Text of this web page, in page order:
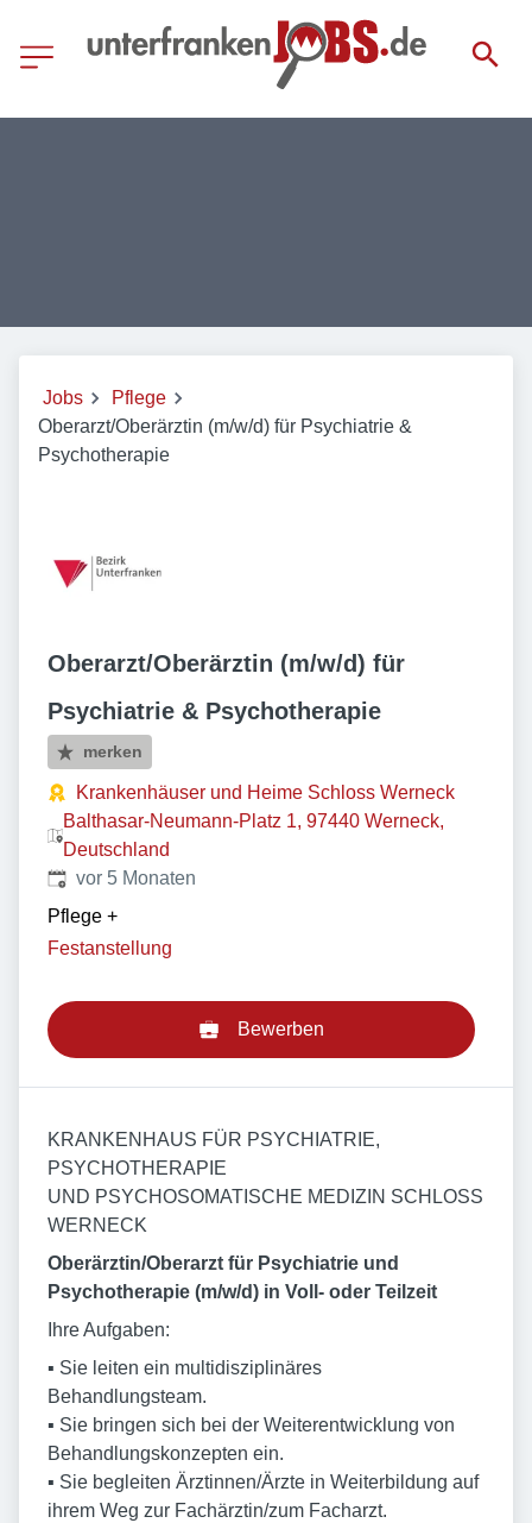
Jobs
Pflege
Oberarzt/Oberärztin (m/w/d) für Psychiatrie &
Psychotherapie
Oberarzt/Oberärztin (m/w/d) für
Psychiatrie & Psychotherapie
merken
Krankenhäuser und Heime Schloss Werneck
Balthasar-Neumann-Platz 1, 97440 Werneck,
Deutschland
Veröffentlicht:
vor 5 Monaten
Pflege +
Festanstellung
Bewerben
KRANKENHAUS FÜR PSYCHIATRIE,
PSYCHOTHERAPIE
UND PSYCHOSOMATISCHE MEDIZIN SCHLOSS
WERNECK
Oberärztin/Oberarzt für Psychiatrie und
Psychotherapie (m/w/d) in Voll- oder Teilzeit
Ihre Aufgaben:
▪ Sie leiten ein multidisziplinäres
Behandlungsteam.
▪ Sie bringen sich bei der Weiterentwicklung von
Behandlungskonzepten ein.
▪ Sie begleiten Ärztinnen/Ärzte in Weiterbildung auf
ihrem Weg zur Fachärztin/zum Facharzt.